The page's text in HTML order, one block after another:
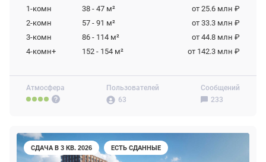
Атмосфера
Пользователей
63
Сообщений
233
1-комн
38 - 47 м²
от 25.6 млн ₽
2-комн
57 - 91 м²
от 33.3 млн ₽
3-комн
86 - 114 м²
от 44.8 млн ₽
4-комн+
152 - 154 м² от 142.3 млн ₽
СДАЧА В 3 КВ. 2026 ЕСТЬ СДАННЫЕ